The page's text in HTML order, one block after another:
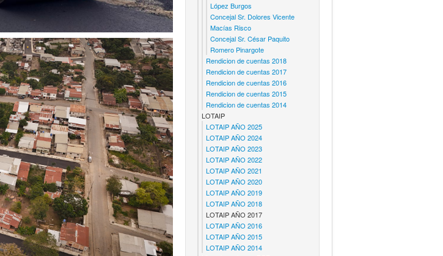
López Burgos
Concejal Sr. Dolores Vicente
Macías Risco
Concejal Sr. César Paquito
Romero Pinargote
Rendicion de cuentas 2018
Rendicion de cuentas 2017
Rendicion de cuentas 2016
Rendicion de cuentas 2015
Rendicion de cuentas 2014
LOTAIP
LOTAIP AÑO 2025
LOTAIP AÑO 2024
LOTAIP AÑO 2023
LOTAIP AÑO 2022
LOTAIP AÑO 2021
LOTAIP AÑO 2020
LOTAIP AÑO 2019
LOTAIP AÑO 2018
LOTAIP AÑO 2017
LOTAIP AÑO 2016
LOTAIP AÑO 2015
LOTAIP AÑO 2014